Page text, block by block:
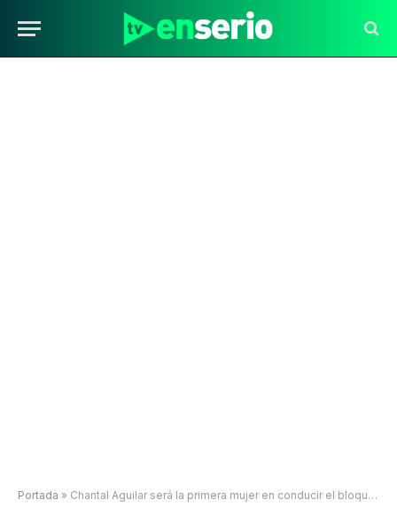
Portada » Chantal Aguilar será la primera mujer en conducir el bloque deportivo en la historia de “T13”